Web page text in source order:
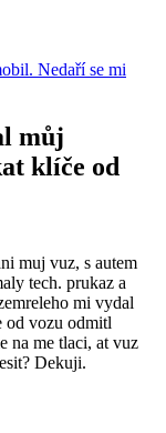
Nedaří se mi
můj
klíče od
muj vuz, s autem
tech. prukaz a
mi vydal
od vozu odmitl
na me tlaci, at vuz
Dekuji.